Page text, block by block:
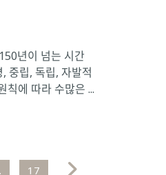
년이 넘는 시간
중립, 독립, 자발적
칙에 따라 수많은 ...
17